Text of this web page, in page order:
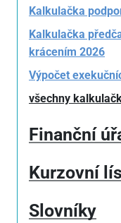
Kalkulačka
Kalkulačka
krácením 2026
Výpočet
všechny
Finanční
Kurzovní
Slovníky